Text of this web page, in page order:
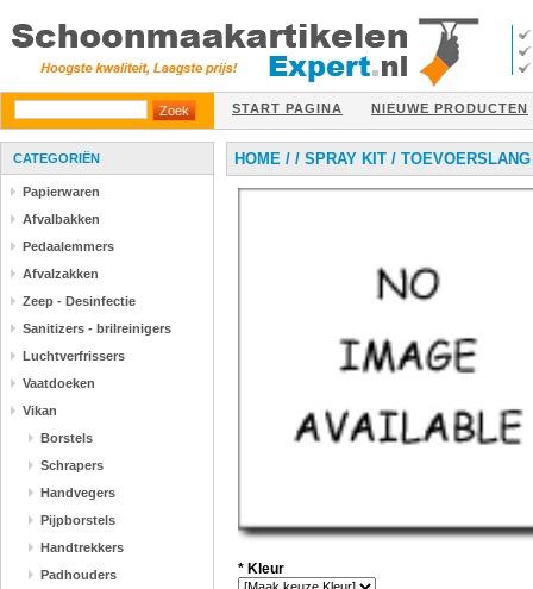
START PAGINA NIEUWE PRODUCTEN
CATEGORIËN
Papierwaren
Afvalbakken
Pedaalemmers
Afvalzakken
Zeep - Desinfectie
Sanitizers - brilreinigers
Luchtverfrissers
Vaatdoeken
Vikan
Borstels
Schrapers
Handvegers
Pijpborstels
Handtrekkers
Padhouders
HOME / / SPRAY KIT /
* Kleur